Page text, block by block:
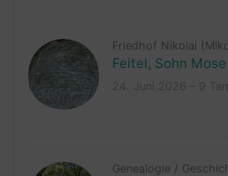
Friedhof Nikolai
Feitel, Sohn
Genealogie /